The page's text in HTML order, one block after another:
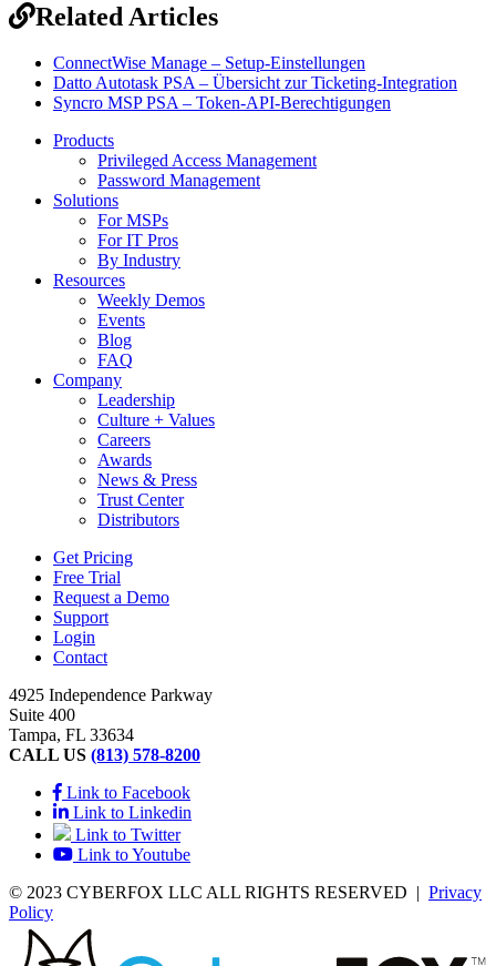
Related Articles
ConnectWise Manage – Setup-Einstellungen
Datto Autotask PSA – Übersicht zur Ticketing-Integration
Syncro MSP PSA – Token-API-Berechtigungen
Products
Privileged Access Management
Password Management
Solutions
For MSPs
For IT Pros
By Industry
Resources
Weekly Demos
Events
Blog
FAQ
Company
Leadership
Culture + Values
Careers
Awards
News & Press
Trust Center
Distributors
Get Pricing
Free Trial
Request a Demo
Support
Login
Contact
4925 Independence Parkway
Suite 400
Tampa, FL 33634
CALL US (813) 578-8200
Link to Facebook
Link to Linkedin
Link to Twitter
Link to Youtube
© 2023 CYBERFOX LLC ALL RIGHTS RESERVED | Privacy
Policy